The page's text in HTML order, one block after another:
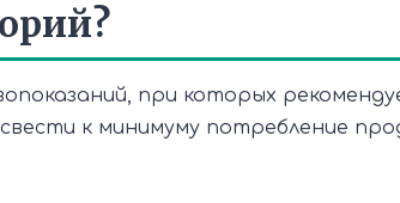
при которых
к минимуму потребление